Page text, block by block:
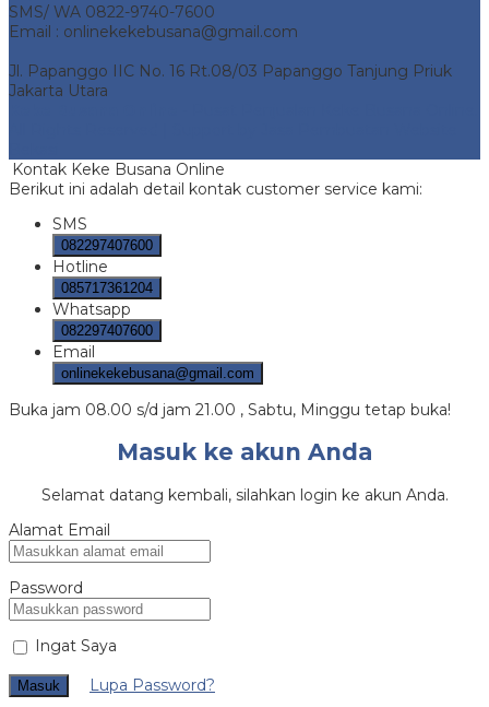
SMS/ WA 0822-9740-7600
Email : onlinekekebusana@gmail.com
Jl. Papanggo IIC No. 16 Rt.08/03 Papanggo Tanjung Priuk
Jakarta Utara
Kontak Keke Busana Online
Berikut ini adalah detail kontak customer service kami:
SMS
082297407600
Hotline
085717361204
Whatsapp
082297407600
Email
onlinekekebusana@gmail.com
Buka jam 08.00 s/d jam 21.00 , Sabtu, Minggu tetap buka!
Masuk ke akun Anda
Selamat datang kembali, silahkan login ke akun Anda.
Alamat Email
Password
Ingat Saya
Masuk Lupa Password?